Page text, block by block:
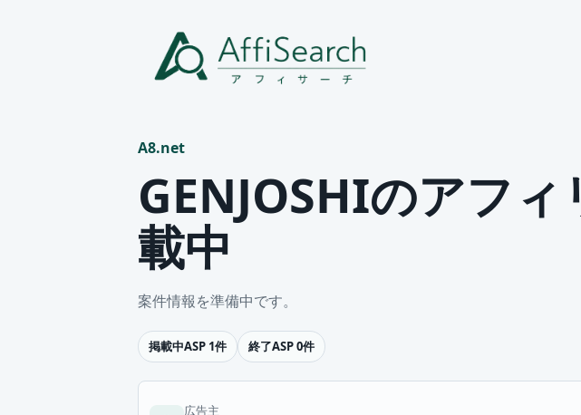
A8.net
GENJOSHIのアフ
載中
案件情報を準備中です。
掲載中ASP 1件 終了ASP 0件
広告主